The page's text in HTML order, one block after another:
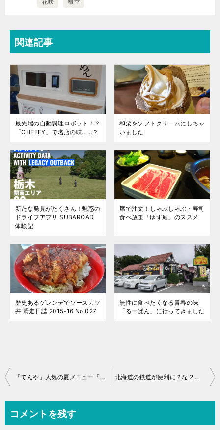
花咲 根室
関連記事
最先端の自動調理ロボット！？
「CHEFFY」で名店の味……？
和栗をソフトクリームにしちゃ
いました
新たな発見がたくさん！魅惑の
ドライブアプリ SUBAROAD
体験記
席で注文！しゃぶしゃぶ・寿司
食べ放題「ゆず庵」のススメ
歴史あるゲレンデでソースカツ
丼 滑走日誌 2015-16 No.027
無性に食べたくなる青春の味
「るーぱん」に行ってきました
投
ビ
「てんや」人気の夏メニュー「ポークロース生姜だれ天丼」！ 北海道の鉄道が便利に？な 2 つの話題
コメントを残す